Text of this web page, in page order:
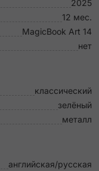
2025
12 мес.
MagicBook Art 14
нет
классический
зелёный
металл
английская/русская